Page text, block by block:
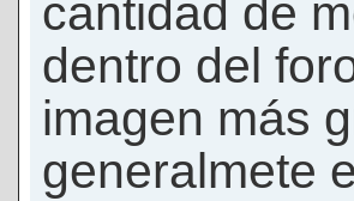
cantidad de
dentro del
imagen más
generalmete